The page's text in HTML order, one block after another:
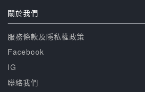
關於我們
服務條款及隱私權政策
Facebook
IG
聯絡我們